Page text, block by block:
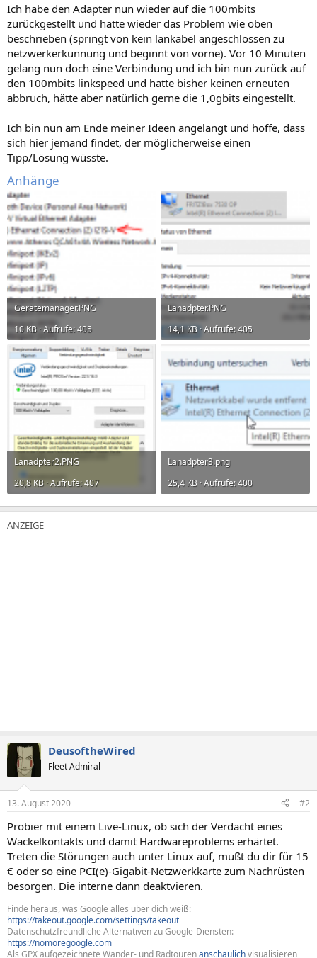
Ich habe den Adapter nun wieder auf die 100mbits
zurückgestellt und hatte wieder das Problem wie oben
beschrieben (springt von kein lankabel angeschlossen zu
netzwerkerkunnung und beginnt von vorne). Vor 10 Minuten
gelang nun doch eine Verbindung und ich bin nun zurück auf
den 100mbits linkspeed und hatte bisher keinen erneuten
abbruch, hätte aber natürlich gerne die 1,0gbits eingestellt.
Ich bin nun am Ende meiner Ideen angelangt und hoffe, dass
sich hier jemand findet, der möglicherweise einen
Tipp/Lösung wüsste.
Anhänge
Gerätemanager.PNG
10 KB · Aufrufe: 405
Lanadpter.PNG
14,1 KB · Aufrufe: 405
Lanadpter2.PNG
20,8 KB · Aufrufe: 407
Lanadpter3.png
25,4 KB · Aufrufe: 400
DeusoftheWired
Fleet Admiral
13. August 2020 #2
Probier mit einem Live-Linux, ob sich der Verdacht eines
Wackelkontakts und damit Hardwareproblems erhärtet.
Treten die Störungen auch unter Linux auf, mußt du dir für 15
€ oder so eine PCI(e)-Gigabit-Netzwerkkarte zum Nachrüsten
besorgen. Die interne dann deaktvieren.
Finde heraus, was Google alles über dich weiß:
https://takeout.google.com/settings/takeout
Datenschutzfreundliche Alternativen zu Google-Diensten:
https://nomoregoogle.com
Als GPX aufgezeichnete Wander- und Radtourenanschaulichvisualisieren